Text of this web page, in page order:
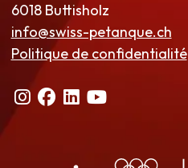
6018 Buttisholz
info@swiss-petanque.ch
Politique de confidentialité